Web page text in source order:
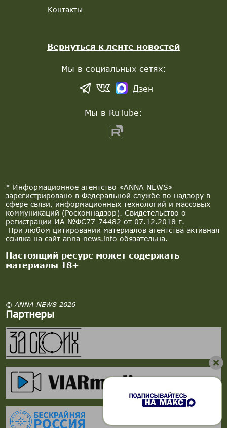
* Информационное агентство «ANNA NEWS»
зарегистрировано в Федеральной службе по надзору в
сфере связи, информационных технологий и массовых
коммуникаций (Роскомнадзор). Свидетельство о
регистрации ИА №ФС77-74482 от 07.12.2018 г.
При любом цитировании материалов агентства активная
ссылка на сайт anna-news.info обязательна.
Настоящий ресурс может содержать
материалы 18+
© ANNA NEWS 2026
Партнеры
Контакты
Вернуться к ленте новостей
Мы в социальных сетях:
Дзен
Мы в RuTube: